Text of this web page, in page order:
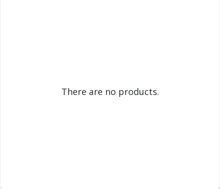
There are no products.